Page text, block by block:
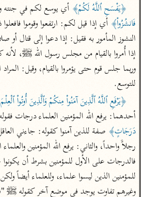
منتقاة
تفسير ابن القيم
تفسير ابن تيمية
عامّة
تفسير السمعاني
تفسير مكّي
محاسن التأويل
للقاسمي
تفسير الثعالبي
تفسير السمرقندي
تفسير الثعلبي
أضواء البيان
نظم الدرر للبقاعي
لغة وبلاغة
التحرير والتنوير
المحرر الوجيز لابن
عطية
البحر المحيط لأبي
حيان
البسيط للواحدي
تفسير أبي السعود
الكشاف للزمخشري
﴿يَفْسَحِ ٱللَّهُ لَكُمْ﴾ أي يوسع لكم في جنته
فَانشُزُواْ﴾
للتوسع.
﴿يَرْفَعِ ٱللَّهُ ٱلَّذِينَ آمَنُواْ مِنكُمْ وَٱلَّذِينَ أُوتُواْ
أحدهما: يرفع الله المؤمنين العلماء درجات
دَرَجَاتٍ﴾